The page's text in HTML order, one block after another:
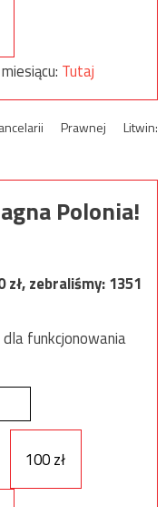
Tutaj
Prawnej Litwin:
Polonia!
zł, zebraliśmy:1351
funkcjonowania
100 zł